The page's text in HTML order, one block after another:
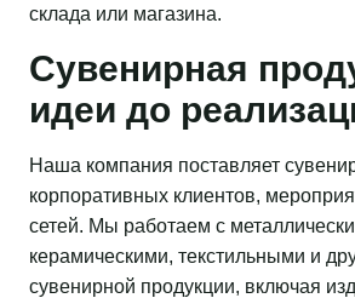
склада или магазина.
Сувенирная
идеи до
Наша компания поставляет
корпоративных клиентов,
сетей. Мы работаем с
керамическими, текстильными и
сувенирной продукции, включая